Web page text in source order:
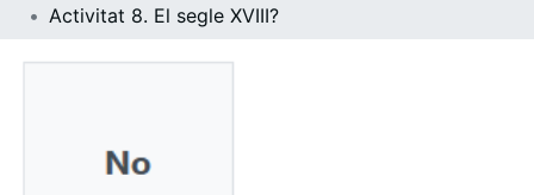
Activitat 8. El segle XVIII?